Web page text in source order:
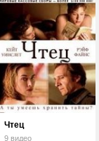
Чтец
9 видео